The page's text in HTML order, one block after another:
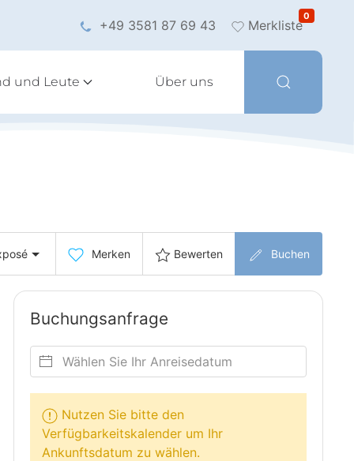
+49 3581 87 69 43 Merkliste
0
und Leute Über uns
Merken Bewerten Buchen
Buchungsanfrage
Nutzen Sie bitte den
Verfügbarkeitskalender um Ihr
Ankunftsdatum zu wählen.